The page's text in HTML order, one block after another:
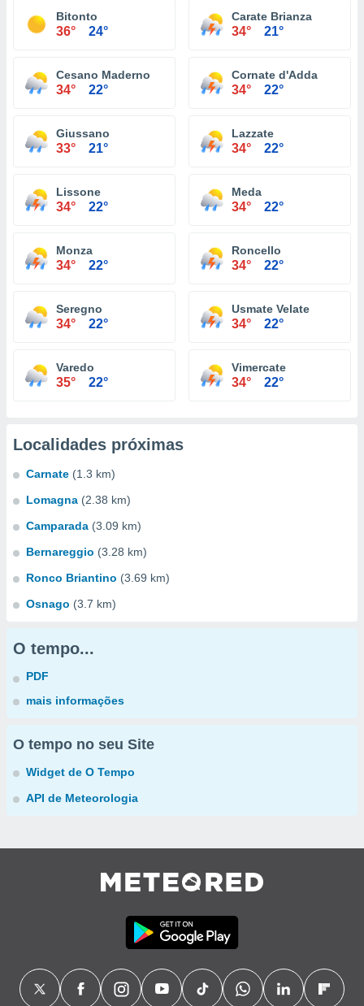
Bitonto
36° 24°
Carate Brianza
34° 21°
Cesano Maderno
34° 22°
Cornate d'Adda
34° 22°
Giussano
33° 21°
Lazzate
34° 22°
Lissone
34° 22°
Meda
34° 22°
Monza
34° 22°
Roncello
34° 22°
Seregno
34° 22°
Usmate Velate
34° 22°
Varedo
35° 22°
Vimercate
34° 22°
Localidades próximas
Carnate (1.3 km)
Lomagna (2.38 km)
Camparada (3.09 km)
Bernareggio (3.28 km)
Ronco Briantino (3.69 km)
Osnago (3.7 km)
O tempo...
PDF
mais informações
O tempo no seu Site
Widget de O Tempo
API de Meteorologia